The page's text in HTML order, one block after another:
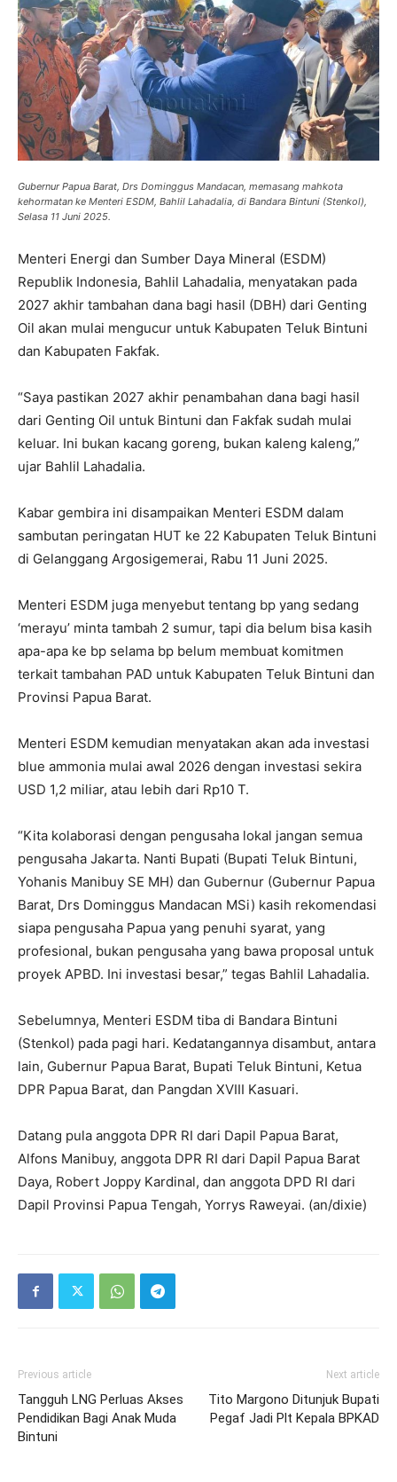
Gubernur Papua Barat, Drs Dominggus Mandacan, memasang mahkota
kehormatan ke Menteri ESDM, Bahlil Lahadalia, di Bandara Bintuni (Stenkol),
Selasa 11 Juni 2025.
Menteri Energi dan Sumber Daya Mineral (ESDM)
Republik Indonesia, Bahlil Lahadalia, menyatakan pada
2027 akhir tambahan dana bagi hasil (DBH) dari Genting
Oil akan mulai mengucur untuk Kabupaten Teluk Bintuni
dan Kabupaten Fakfak.
“Saya pastikan 2027 akhir penambahan dana bagi hasil
dari Genting Oil untuk Bintuni dan Fakfak sudah mulai
keluar. Ini bukan kacang goreng, bukan kaleng kaleng,”
ujar Bahlil Lahadalia.
Kabar gembira ini disampaikan Menteri ESDM dalam
sambutan peringatan HUT ke 22 Kabupaten Teluk Bintuni
di Gelanggang Argosigemerai, Rabu 11 Juni 2025.
Menteri ESDM juga menyebut tentang bp yang sedang
‘merayu’ minta tambah 2 sumur, tapi dia belum bisa kasih
apa-apa ke bp selama bp belum membuat komitmen
terkait tambahan PAD untuk Kabupaten Teluk Bintuni dan
Provinsi Papua Barat.
Menteri ESDM kemudian menyatakan akan ada investasi
blue ammonia mulai awal 2026 dengan investasi sekira
USD 1,2 miliar, atau lebih dari Rp10 T.
“Kita kolaborasi dengan pengusaha lokal jangan semua
pengusaha Jakarta. Nanti Bupati (Bupati Teluk Bintuni,
Yohanis Manibuy SE MH) dan Gubernur (Gubernur Papua
Barat, Drs Dominggus Mandacan MSi) kasih rekomendasi
siapa pengusaha Papua yang penuhi syarat, yang
profesional, bukan pengusaha yang bawa proposal untuk
proyek APBD. Ini investasi besar,” tegas Bahlil Lahadalia.
Sebelumnya, Menteri ESDM tiba di Bandara Bintuni
(Stenkol) pada pagi hari. Kedatangannya disambut, antara
lain, Gubernur Papua Barat, Bupati Teluk Bintuni, Ketua
DPR Papua Barat, dan Pangdan XVIII Kasuari.
Datang pula anggota DPR RI dari Dapil Papua Barat,
Alfons Manibuy, anggota DPR RI dari Dapil Papua Barat
Daya, Robert Joppy Kardinal, dan anggota DPD RI dari
Dapil Provinsi Papua Tengah, Yorrys Raweyai. (an/dixie)
Previous article
Tangguh LNG Perluas Akses
Pendidikan Bagi Anak Muda
Bintuni
Next article
Tito Margono Ditunjuk Bupati
Pegaf Jadi Plt Kepala BPKAD